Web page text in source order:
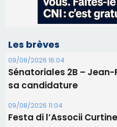
09/08/2026 11:04
Festa di l’Associi
06/08/2026 15:57
Ucciani – Marché des
11 août
06/08/2026 15:25
Corte – L’association A
projection sous les